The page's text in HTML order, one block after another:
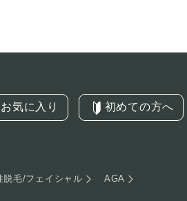
お気に入り 初めての方へ
脱毛/フェイシャル AGA